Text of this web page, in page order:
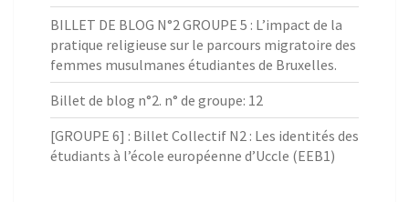
BILLET DE BLOG N°2 GROUPE 5 : L’impact de la
pratique religieuse sur le parcours migratoire des
femmes musulmanes étudiantes de Bruxelles.
Billet de blog n°2. n° de groupe: 12
[GROUPE 6] : Billet Collectif N2 : Les identités des
étudiants à l’école européenne d’Uccle (EEB1)